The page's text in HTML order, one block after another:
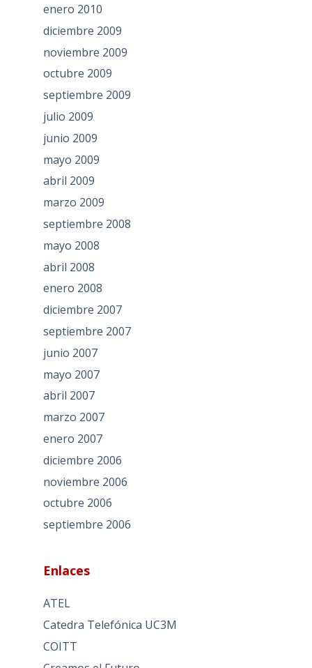
enero 2010
diciembre 2009
noviembre 2009
octubre 2009
septiembre 2009
julio 2009
junio 2009
mayo 2009
abril 2009
marzo 2009
septiembre 2008
mayo 2008
abril 2008
enero 2008
diciembre 2007
septiembre 2007
junio 2007
mayo 2007
abril 2007
marzo 2007
enero 2007
diciembre 2006
noviembre 2006
octubre 2006
septiembre 2006
Enlaces
ATEL
Catedra Telefónica UC3M
COITT